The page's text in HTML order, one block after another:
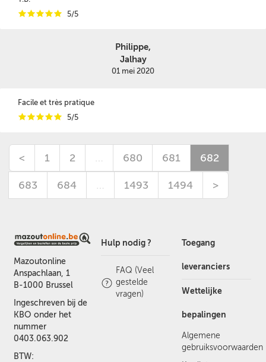
iiiii 5/5
Philippe,
Jalhay
01 mei 2020
Facile et très pratique
iiiii 5/5
< 1 2 … 680 681 682
683 684 … 1493 1494 >
Mazoutonline
Anspachlaan, 1
B-1000 Brussel
Ingeschreven bij de
KBO onder het
nummer
0403.063.902
BTW:
Hulp nodig ?
FAQ (Veel
gestelde
vragen)
Toegang
leveranciers
Wettelijke
bepalingen
Algemene
gebruiksvoorwaarden